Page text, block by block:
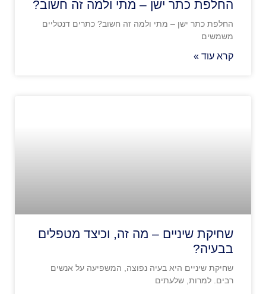
החלפת כתר ישן – מתי ולמה זה חשוב?
החלפת כתר ישן – מתי ולמה זה חשוב? כתרים דנטליים
משמשים
קרא עוד »
שחיקת שיניים – מה זה, וכיצד מטפלים
בבעיה?
שחיקת שיניים היא בעיה נפוצה, המשפיעה על אנשים
רבים. למרות, שלעתים